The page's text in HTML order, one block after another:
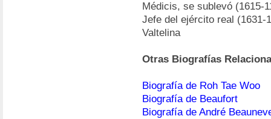
Médicis, se sublevó (1615-
Jefe del ejército real (1631-
Valtelina
Otras Biografías
Biografía de Roh Tae Woo
Biografía de Beaufort
Biografía de André